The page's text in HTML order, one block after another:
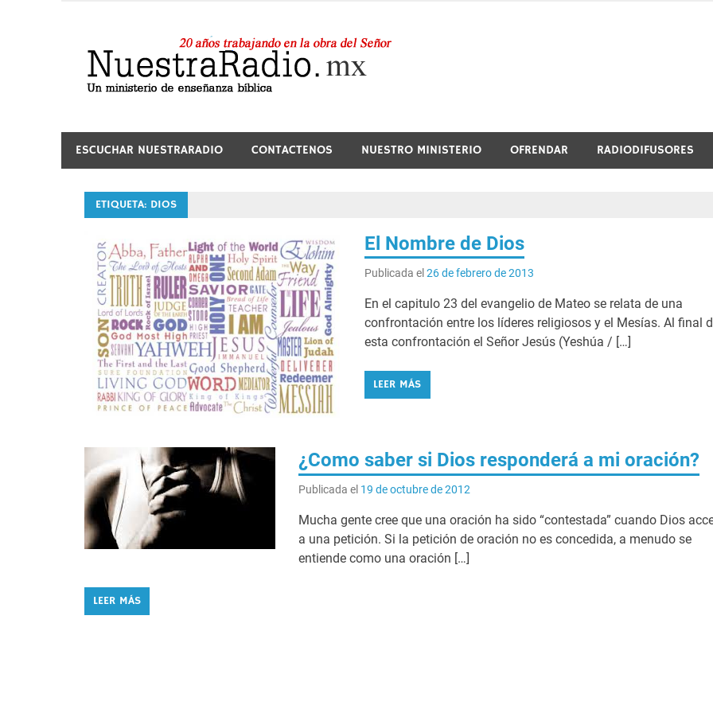
contenido
ESCUCHAR NUESTRARADIO CONTACTENOS NUESTRO MINISTERIO OFRENDAR RADIODIFUSORES
ETIQUETA: DIOS
El Nombre de Dios
Publicada el26 de febrero de 2013
En el capitulo 23 del evangelio de Mateo se relata de una
confrontación entre los líderes religiosos y el Mesías. Al final
esta confrontación el Señor Jesús (Yeshúa / […]
LEER MÁS
¿Como saber si Dios responderá a mi oración?
Publicada el 19 de octubre de 2012
Mucha gente cree que una oración ha sido “contestada” cuando Dios
a una petición. Si la petición de oración no es concedida, a menudo se
entiende como una oración […]
LEER MÁS